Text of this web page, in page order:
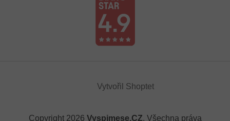
Vytvořil Shoptet
Copyright 2026 Vyspimese.CZ. Všechna práva